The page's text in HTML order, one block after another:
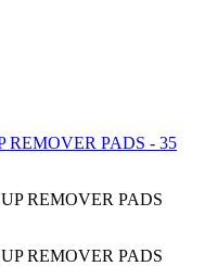
REMOVER PADS - 35